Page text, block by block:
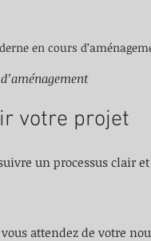
en cours
votre projet
un processus clair
attendez de votre